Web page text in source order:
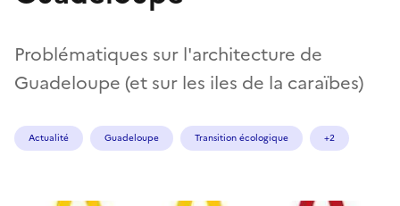
Problématiques sur l'architecture de
Guadeloupe (et sur les iles de la caraïbes)
Actualité Guadeloupe Transition écologique +2